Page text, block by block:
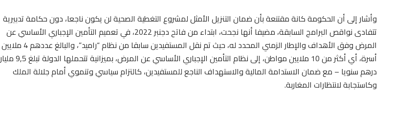
وأشار إلى أن الحكومة كانة مقتنعة بأن ضمان التنزيل الأمثل لمشروع التغطية الصحية لن يكون ناجعا، دون حكامة تدبيرية
تتفادى نواقص البرامج السابقة، مضيفا أنها نجحت، ابتداء من فاتح دجنبر 2022، في تعميم التأمين الإجباري الأساسي عن
المرض وفق الأهداف والإطار الزمني المحدد له، حيث تم نقل المستفيدين سابقا من نظام “راميد”، والبالغ عددهم 4 ملايين
أسرة، أي أكثر من 10 ملايين مواطن، إلى نظام التأمين الإجباري الأساسي عن المرض، بميزانية تتحملها الدولة تبلغ 9,5 مليار
درهم سنويا – مع ضمان الاستدامة المالية والاستهداف الناجع للمستفيدين، كالتزام سياسي وتنموي أمام جلالة الملك
وكاستجابة لانتظارات المغاربة.